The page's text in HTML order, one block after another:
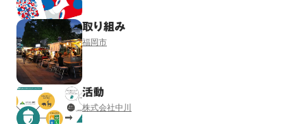
取り組み
福岡市
活動
株式会社中川